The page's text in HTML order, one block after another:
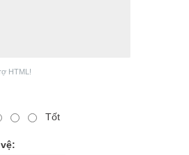
HTML!
Tốt